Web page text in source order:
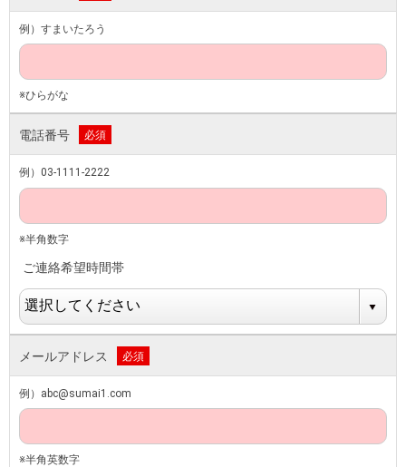
例）すまいたろう
※ひらがな
電話番号 必須
例）03-1111-2222
※半角数字
ご連絡希望時間帯
メールアドレス 必須
例）abc@sumai1.com
※半角英数字